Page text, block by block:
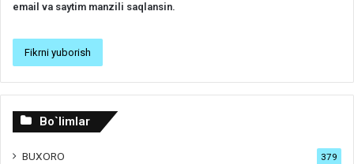
email va saytim manzili saqlansin.
Bo`limlar
BUXORO 379